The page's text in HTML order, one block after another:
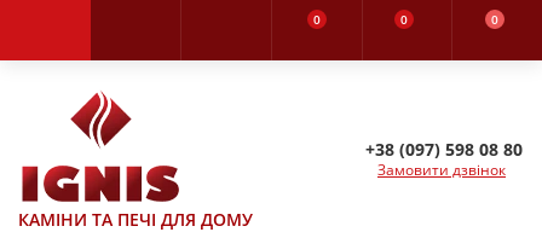
0 0 0
КАМІНИ ТА ПЕЧІ ДЛЯ ДОМУ
+38 (097) 598 08 80
Замовити дзвінок